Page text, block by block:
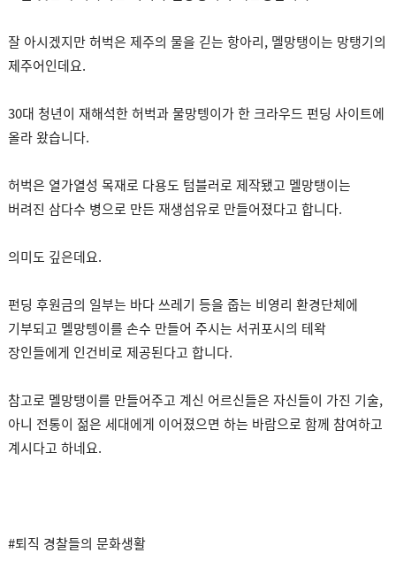
잘 아시겠지만 허벅은 제주의 물을 긷는 항아리, 멜망탱이는 망탱기의
제주어인데요.
30대 청년이 재해석한 허벅과 물망텡이가 한 크라우드 펀딩 사이트에
올라 왔습니다.
허벅은 열가열성 목재로 다용도 텀블러로 제작됐고 멜망탱이는
버려진 삼다수 병으로 만든 재생섬유로 만들어졌다고 합니다.
의미도 깊은데요.
펀딩 후원금의 일부는 바다 쓰레기 등을 줍는 비영리 환경단체에
기부되고 멜망텡이를 손수 만들어 주시는 서귀포시의 테왁
장인들에게 인건비로 제공된다고 합니다.
참고로 멜망탱이를 만들어주고 계신 어르신들은 자신들이 가진 기술,
아니 전통이 젊은 세대에게 이어졌으면 하는 바람으로 함께 참여하고
계시다고 하네요.
#퇴직 경찰들의 문화생활